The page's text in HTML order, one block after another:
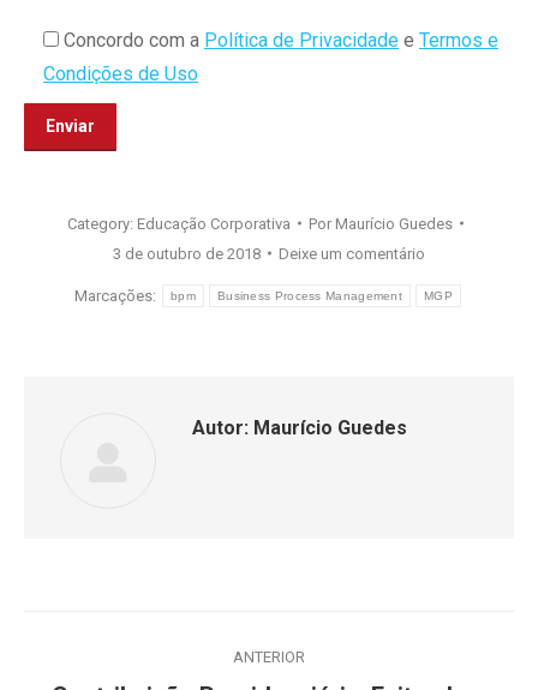
Concordo com a Política de Privacidade e Termos e
Condições de Uso
Category: Educação Corporativa Por Maurício Guedes
3 de outubro de 2018
Deixe um comentário
Marcações: bpm Business Process Management MGP
Autor: Maurício Guedes
ANTERIOR